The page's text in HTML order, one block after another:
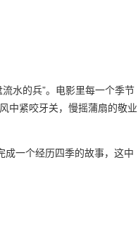
水的兵”。电影里每一个季节
中紧咬牙关，慢摇蒲扇的敬业
一个经历四季的故事，这中